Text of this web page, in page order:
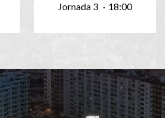
Jornada 3 · 18:00